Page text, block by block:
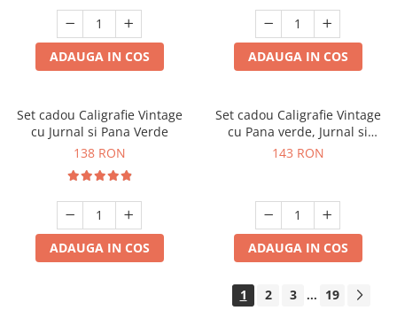
ADAUGA IN COS ADAUGA IN COS
Set cadou Caligrafie Vintage
cu Jurnal si Pana Verde
138 RON
ADAUGA IN COS
Set cadou Caligrafie Vintage
cu Pana verde, Jurnal si
Suport pentru stilou, 9 piese
143 RON
ADAUGA IN COS
1 2 3 ... 19